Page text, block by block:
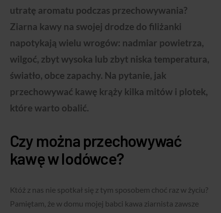
utratę aromatu podczas przechowywania?
Ziarna kawy na swojej drodze do filiżanki
napotykają wielu wrogów: nadmiar powietrza,
wilgoć, zbyt wysoka lub zbyt niska temperatura,
światło, obce zapachy. Na pytanie, jak
przechowywać kawę krąży kilka mitów i plotek,
które warto obalić.
Czy można przechowywać
kawę w lodówce?
Któż z nas nie spotkał się z tym sposobem choć raz w życiu?
Pamiętam, że w domu mojej babci kawa ziarnista zawsze